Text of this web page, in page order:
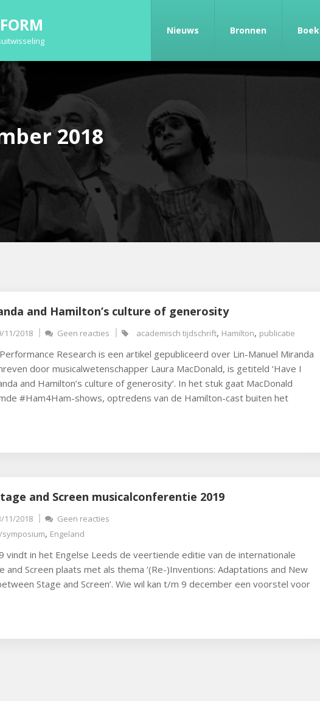
Nieuws Bronnen Boek
2018
and Hamilton’s culture of generosity
11/2018 Geen reacties academisch tijdschrift, Hamilton, publicatie
Research is een artikel gepubliceerd over Lin-Manuel Miranda
door musicalwetenschapper Laura MacDonald, is getiteld ‘Have I
and Hamilton’s culture of generosity’. In het stuk gaat MacDonald
#Ham4Ham-shows, optredens van de Hamilton-cast buiten het
and Screen musicalconferentie 2019
11/2018
Geen reacties
, Engeland
vindt in het Engelse Leeds de veertiende editie van de internationale
and Screen plaats met als thema ‘(Re-)Inventions: Adaptations and New
Stage and Screen’. Wie wil kan t/m 9 december een voorstel voor